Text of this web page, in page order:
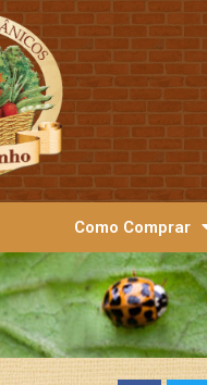
Como Comprar